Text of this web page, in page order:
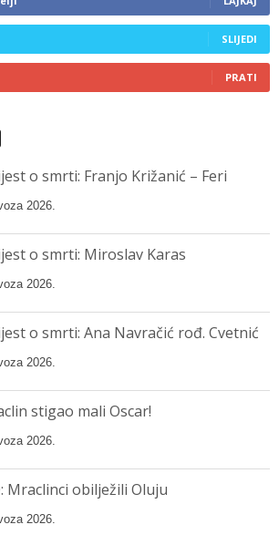
SLIJEDI
PRATI
o smrti: Franjo Križanić – Feri
2026.
o smrti: Miroslav Karas
2026.
o smrti: Ana Navračić rođ. Cvetnić
2026.
stigao mali Oscar!
2026.
Mraclinci obilježili Oluju
2026.